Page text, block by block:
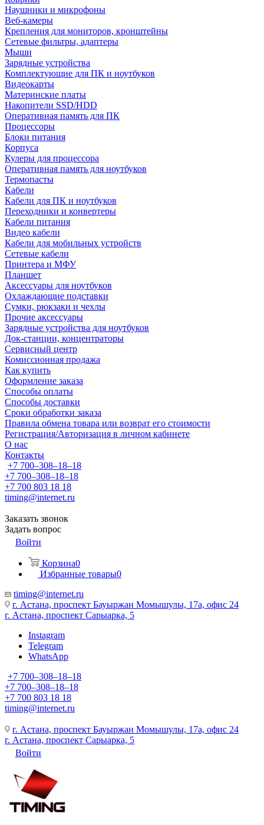
Наушники и микрофоны
Веб-камеры
Крепления для мониторов, кронштейны
Сетевые фильтры, адаптеры
Мыши
Зарядные устройства
Комплектующие для ПК и ноутбуков
Видеокарты
Материнские платы
Накопители SSD/HDD
Оперативная память для ПК
Процессоры
Блоки питания
Корпуса
Кулеры для процессора
Оперативная память для ноутбуков
Термопасты
Кабели
Кабели для ПК и ноутбуков
Переходники и конвертеры
Кабели питания
Видео кабели
Кабели для мобильных устройств
Сетевые кабели
Принтера и МФУ
Планшет
Аксессуары для ноутбуков
Охлаждающие подставки
Сумки, рюкзаки и чехлы
Прочие аксессуары
Зарядные устройства для ноутбуков
Док-станции, концентраторы
Сервисный центр
Комиссионная продажа
Как купить
Оформление заказа
Способы оплаты
Способы доставки
Сроки обработки заказа
Правила обмена товара или возврат его стоимости
Регистрация/Авторизация в личном кабинете
О нас
Контакты
+7 700‒308‒18‒18
+7 700‒308‒18‒18
+7 700 803 18 18
timing@internet.ru
Заказать звонок
Задать вопрос
Войти
Корзина0
Избранные товары0
timing@internet.ru
г. Астана, проспект Бауыржан Момышулы, 17а, офис 24
г. Астана, проспект Сарыарка, 5
Instagram
Telegram
WhatsApp
+7 700‒308‒18‒18
+7 700‒308‒18‒18
+7 700 803 18 18
timing@internet.ru
г. Астана, проспект Бауыржан Момышулы, 17а, офис 24
г. Астана, проспект Сарыарка, 5
Войти